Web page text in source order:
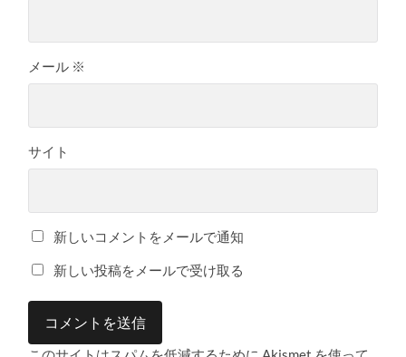
メール ※
サイト
新しいコメントをメールで通知
新しい投稿をメールで受け取る